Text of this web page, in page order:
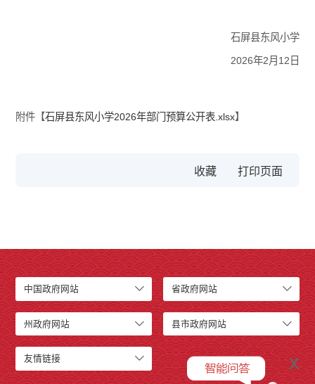
石屏县东风小学
2026年2月12日
附件【石屏县东风小学2026年部门预算公开表.xlsx】
收藏
中国政府网站 省政府网站
州政府网站 县市政府网站
友情链接 x